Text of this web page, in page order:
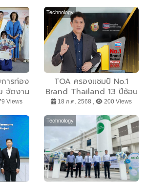
ย Net
หมาย Net Zero อย่าง
ยั่งยืนและเป็นรูปธรรม
ารท่อง
จัดงาน
ศิลปะ
ะบาท
จ้าอยู่หัว
าพบน
ใน
Views
Technology
TOA ครองแชมป์ No.1
Brand Thailand 13 ปีซ้อน
ขอบคุณคนไทยที่ไว้วางใจให้
เป็นแบรนด์สีอันดับ 1 ของ
ประเทศ
18 ก.ค. 2568 , 200 Views
Technology